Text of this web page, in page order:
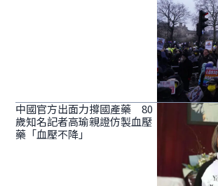
中國官方出面力撐國產藥 80
歲知名記者高瑜親證仿製血壓
藥「血壓不降」